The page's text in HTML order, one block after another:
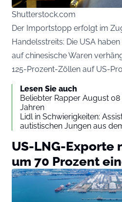
Shutterstock.com
Der Importstopp erfolgt im
Handelsstreits: Die USA
auf chinesische Waren
125-Prozent-Zöllen auf US-
Lesen Sie auch
Beliebter Rapper August
Jahren
Lidl in Schwierigkeiten:
autistischen Jungen aus
US-LNG-Exporte
um 70 Prozent